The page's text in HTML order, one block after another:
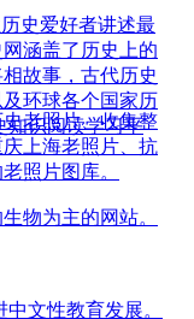
史爱好者讲述最
涵盖了历史上的
故事，古代历史
环球各个国家历
知识阅读学习平
老照片、收集整
上海老照片、抗
照片图库。
物为主的网站。
文性教育发展。